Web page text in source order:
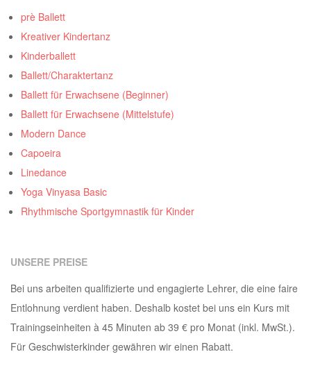
prè Ballett
Kreativer Kindertanz
Kinderballett
Ballett/Charaktertanz
Ballett für Erwachsene (Beginner)
Ballett für Erwachsene (Mittelstufe)
Modern Dance
Capoeira
Linedance
Yoga Vinyasa Basic
Rhythmische Sportgymnastik für Kinder
UNSERE PREISE
Bei uns arbeiten qualifizierte und engagierte Lehrer, die eine faire
Entlohnung verdient haben. Deshalb kostet bei uns ein Kurs mit
Trainingseinheiten à 45 Minuten ab 39 € pro Monat (inkl. MwSt.).
Für Geschwisterkinder gewähren wir einen Rabatt.